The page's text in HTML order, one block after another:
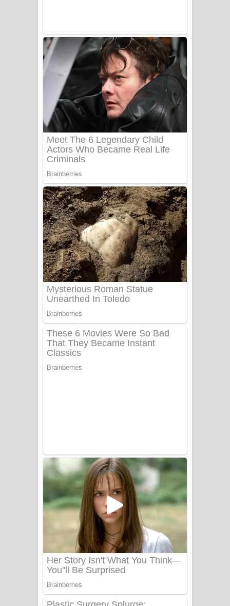
පෙළ
Benthara Palame Song Lyrics -
බෙන්තර පාලමේ ගීතයේ පද පෙළ
Sanda Babalena Song Lyrics - සඳ
බැබලෙන ගීතයේ පද පෙළ
Adare Wadi Nisa Song Lyrics - ආදරේ
වැඩි නිසා ගීතයේ පද පෙළ
UNUHUMA Song Lyrics - උණුහුම
ගීතයේ පද පෙළ
Katakara Song Lyrics - කටකාර ගීතයේ
පද පෙළ
Tharu Yaye Dilena Song Lyrics - තරු
Ow Man Sosa Song Lyrics - ඔව් මං
සෝසා ගීතයේ පද පෙළ
පුරන්නට ගීතයේ පද පෙළ
FEVER DREAM Lyrics - Alex Warren
BTS : Hooligan Lyrics
Apa Hamuwee Song Lyrics - අප හමුවී
ගීතයේ පද පෙළ
PATHINIYE Song Lyrics - පතිනියනේ
ගීතයේ පද පෙළ